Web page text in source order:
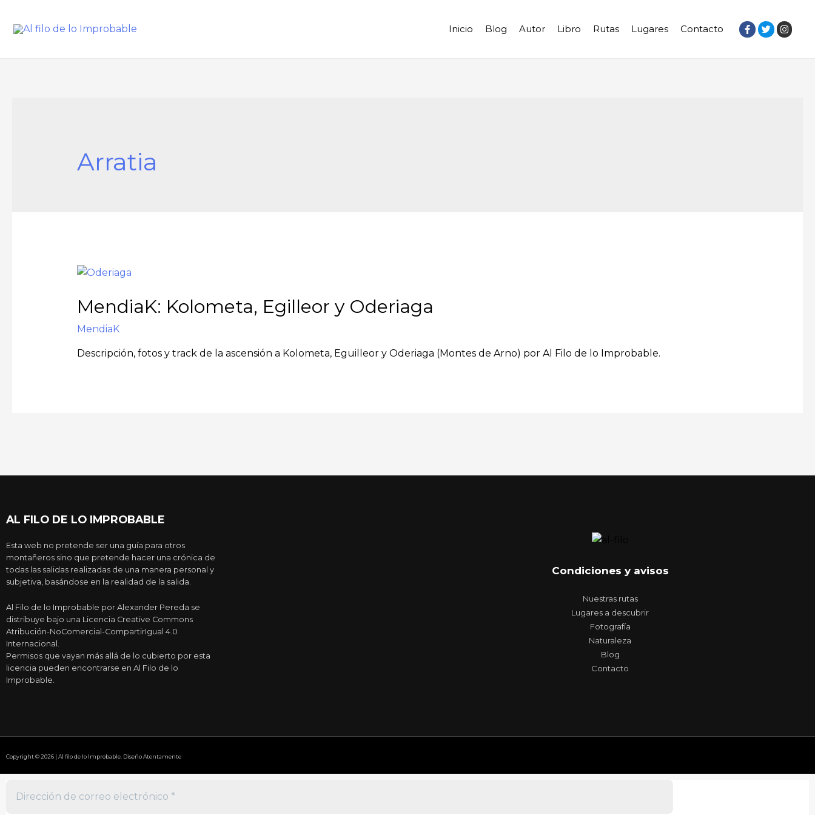
Inicio Blog Autor Libro Rutas Lugares Contacto
Arratia
MendiaK: Kolometa, Egilleor y Oderiaga
MendiaK
Descripción, fotos y track de la ascensión a Kolometa, Eguilleor y Oderiaga (Montes de Arno) por Al Filo de lo Improbable.
AL FILO DE LO IMPROBABLE
Esta web no pretende ser una guía para otros
montañeros sino que pretende hacer una crónica de
todas las salidas realizadas de una manera personal y
subjetiva, basándose en la realidad de la salida.
Al Filo de lo Improbable por Alexander Pereda se
distribuye bajo una Licencia Creative Commons
Atribución-NoComercial-CompartirIgual 4.0
Internacional.
Permisos que vayan más allá de lo cubierto por esta
licencia pueden encontrarse en Al Filo de lo
Improbable.
Condiciones y avisos
Nuestras rutas
Lugares a descubrir
Fotografía
Naturaleza
Blog
Contacto
Copyright © 2026 | Al filo de lo Improbable. Diseño Atentamente